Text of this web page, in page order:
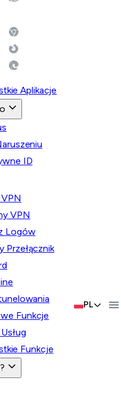
Aplikacje
ID
VPN
Logów
Przełącznik
Funkcje
Funkcje
PL